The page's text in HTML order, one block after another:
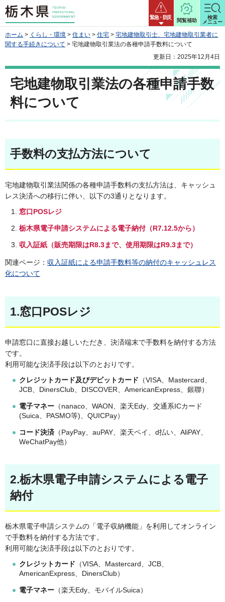
栃木県 緊急・防災
閲覧補助
検索
メニュー
ホーム > くらし・環境 > 住まい > 住宅 > 宅地建物取引士、宅地建物取引業者に
関する手続きについて > 宅地建物取引業法の各種申請手数料について
更新日：2025年12月4日
宅地建物取引業法の各種申請手数
料について
手数料の支払方法について
宅地建物取引業法関係の各種申請手数料の支払方法は、キャッシュ
レス決済への移行に伴い、以下の3通りとなります。
窓口POSレジ
栃木県電子申請システムによる電子納付（R7.12.5から）
収入証紙（販売期限はR8.3まで、使用期限はR9.3まで）
関連ページ： 収入証紙による申請手数料等の納付のキャッシュレス
化について
1.窓口POSレジ
申請窓口に直接お越しいただき、決済端末で手数料を納付する方法
です。
利用可能な決済手段は以下のとおりです。
クレジットカード及びデビットカード （VISA、Mastercard、
JCB、DinersClub、DISCOVER、AmericanExpress、銀聯）
電子マネー （nanaco、WAON、楽天Edy、交通系ICカード
(Suica、PASMO等)、QUICPay）
コード決済 （PayPay、auPAY、楽天ペイ、d払い、AliPAY、
WeChatPay他）
2.栃木県電子申請システムによる電子
納付
栃木県電子申請システムの「電子収納機能」を利用してオンライン
で手数料を納付する方法です。
利用可能な決済手段は以下のとおりです。
クレジットカード （VISA、Mastercard、JCB、
AmericanExpress、DinersClub）
電子マネー （楽天Edy、モバイルSuica）